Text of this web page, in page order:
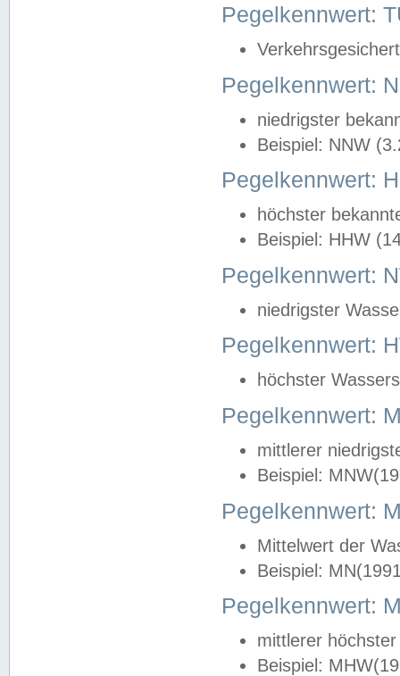
Pegelkennwert:
Pegelkennwert:
niedrigster
Beispiel: NNW
Pegelkennwert:
höchster
Beispiel: HHW
Pegelkennwert:
niedrigster
Pegelkennwert:
höchster
Pegelkennwert:
mittlerer
Beispiel:
Pegelkennwert:
Mittelwert der
Beispiel:
Pegelkennwert:
mittlerer
Beispiel: